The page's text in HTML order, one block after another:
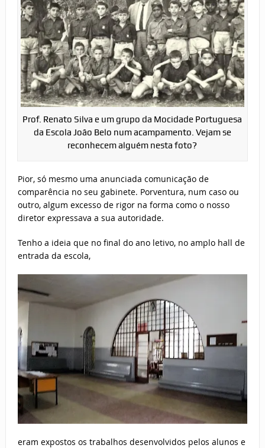
Prof. Renato Silva e um grupo da Mocidade Portuguesa
da Escola João Belo num acampamento. Vejam se
reconhecem alguém nesta foto?
Pior, só mesmo uma anunciada comunicação de
comparência no seu gabinete. Porventura, num caso ou
outro, algum excesso de rigor na forma como o nosso
diretor expressava a sua autoridade.
Tenho a ideia que no final do ano letivo, no amplo hall de
entrada da escola,
eram expostos os trabalhos desenvolvidos pelos alunos e